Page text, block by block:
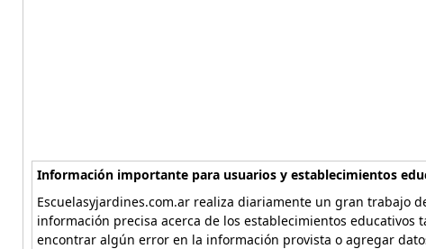
Información importante para usuarios y establecimientos
Escuelasyjardines.com.ar realiza diariamente un gran trabajo
información precisa acerca de los establecimientos educativos
encontrar algún error en la información provista o agregar